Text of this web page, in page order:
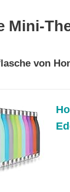
Mini-
von